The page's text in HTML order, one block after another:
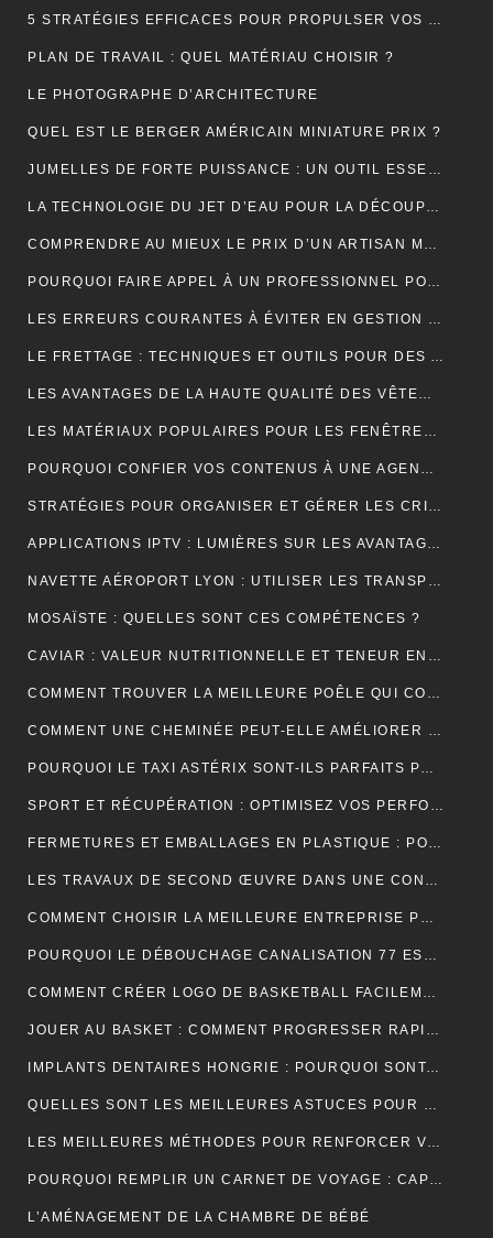
5 STRATÉGIES EFFICACES POUR PROPULSER VOS VENTES EN LIGNE
PLAN DE TRAVAIL : QUEL MATÉRIAU CHOISIR ?
LE PHOTOGRAPHE D’ARCHITECTURE
QUEL EST LE BERGER AMÉRICAIN MINIATURE PRIX ?
JUMELLES DE FORTE PUISSANCE : UN OUTIL ESSENTIEL POUR LE CAMPING
LA TECHNOLOGIE DU JET D’EAU POUR LA DÉCOUPE DES MATÉRIAUX SOLIDES
COMPRENDRE AU MIEUX LE PRIX D’UN ARTISAN MAÇON
POURQUOI FAIRE APPEL À UN PROFESSIONNEL POUR LE DÉBOUCHAGE TOILETTE YVELINES ?
LES ERREURS COURANTES À ÉVITER EN GESTION LOCATIVE ET COMMENT LES PRÉVENIR AVEC UN OUTIL EN LIGNE
LE FRETTAGE : TECHNIQUES ET OUTILS POUR DES ASSEMBLAGES PARFAITS
LES AVANTAGES DE LA HAUTE QUALITÉ DES VÊTEMENTS DE SPORT
LES MATÉRIAUX POPULAIRES POUR LES FENÊTRES DE TOIT : AVANTAGES ET INCONVÉNIENTS
POURQUOI CONFIER VOS CONTENUS À UNE AGENCE DE RÉDACTION ? LA CLÉ DU SUCCÈS EN LIGNE
STRATÉGIES POUR ORGANISER ET GÉRER LES CRISES DANS UNE ENTREPRISE
APPLICATIONS IPTV : LUMIÈRES SUR LES AVANTAGES DE LEUR UTILISATION
NAVETTE AÉROPORT LYON : UTILISER LES TRANSPORTS PUBLICS ET TAXIS
MOSAÏSTE : QUELLES SONT CES COMPÉTENCES ?
CAVIAR : VALEUR NUTRITIONNELLE ET TENEUR EN SODIUM
COMMENT TROUVER LA MEILLEURE POÊLE QUI CONVIENT À VOTRE MAISON ?
COMMENT UNE CHEMINÉE PEUT-ELLE AMÉLIORER LE CONFORT ET L’ESTHÉTIQUE DE VOTRE MAISON ?
POURQUOI LE TAXI ASTÉRIX SONT-ILS PARFAITS POUR LES TOURISTES ?
SPORT ET RÉCUPÉRATION : OPTIMISEZ VOS PERFORMANCES AVEC LES HUILES CBD À PARIS
FERMETURES ET EMBALLAGES EN PLASTIQUE : POUR UNE PROTECTION OPTIMALE DE VOS PRODUITS
LES TRAVAUX DE SECOND ŒUVRE DANS UNE CONSTRUCTION DE MAISON
COMMENT CHOISIR LA MEILLEURE ENTREPRISE POUR VOTRE DÉMÉNAGEMENT PARIS MARSEILLE?
POURQUOI LE DÉBOUCHAGE CANALISATION 77 EST-IL ESSENTIEL POUR ÉVITER LES DÉSAGRÉMENTS MAJEURS ?
COMMENT CRÉER LOGO DE BASKETBALL FACILEMENT ET EFFICACEMENT ?
JOUER AU BASKET : COMMENT PROGRESSER RAPIDEMENT EN TECHNIQUE ?
IMPLANTS DENTAIRES HONGRIE : POURQUOI SONT-ILS LA SOLUTION IDÉALE POUR UN SOURIRE PARFAIT ET ABORDABLE ?
QUELLES SONT LES MEILLEURES ASTUCES POUR UN DÉMÉNAGEMENT ÎLE DE FRANCE RÉUSSI ET SANS TRACAS ?
LES MEILLEURES MÉTHODES POUR RENFORCER VOS ONGLES FRAGILES
POURQUOI REMPLIR UN CARNET DE VOYAGE : CAPTURER L’ÂME DE VOS AVENTURES
L’AMÉNAGEMENT DE LA CHAMBRE DE BÉBÉ